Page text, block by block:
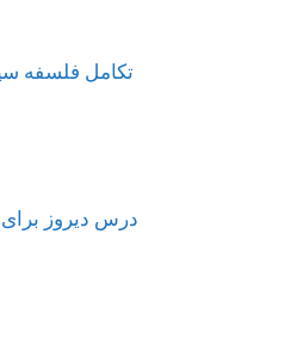
تکامل فلسفه
درس دیروز